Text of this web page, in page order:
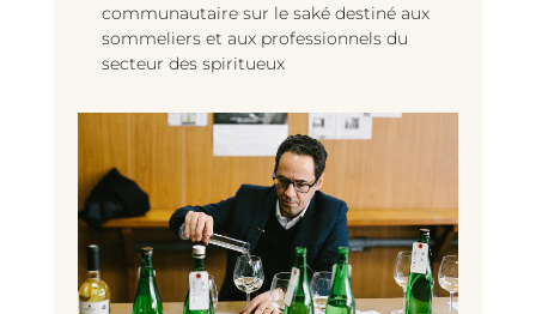
communautaire sur le saké destiné aux
sommeliers et aux professionnels du
secteur des spiritueux